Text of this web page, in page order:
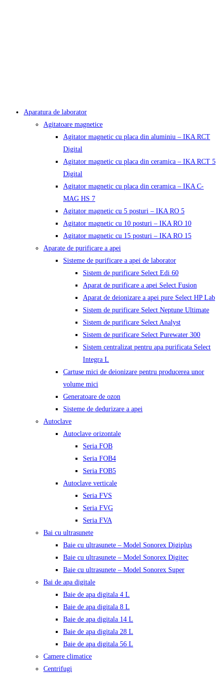
Aparatura de laborator
Agitatoare magnetice
Agitator magnetic cu placa din aluminiu – IKA RCT
Digital
Agitator magnetic cu placa din ceramica – IKA RCT 5
Digital
Agitator magnetic cu placa din ceramica – IKA C-
MAG HS 7
Agitator magnetic cu 5 posturi – IKA RO 5
Agitator magnetic cu 10 posturi – IKA RO 10
Agitator magnetic cu 15 posturi – IKA RO 15
Aparate de purificare a apei
Sisteme de purificare a apei de laborator
Sistem de purificare Select Edi 60
Aparat de purificare a apei Select Fusion
Aparat de deionizare a apei pure Select HP Lab
Sistem de purificare Select Neptune Ultimate
Sistem de purificare Select Analyst
Sistem de purificare Select Purewater 300
Sistem centralizat pentru apa purificata Select
Integra L
Cartuse mici de deionizare pentru producerea unor
volume mici
Generatoare de ozon
Sisteme de dedurizare a apei
Autoclave
Autoclave orizontale
Seria FOB
Seria FOB4
Seria FOB5
Autoclave verticale
Seria FVS
Seria FVG
Seria FVA
Bai cu ultrasunete
Baie cu ultrasunete – Model Sonorex Digiplus
Baie cu ultrasunete – Model Sonorex Digitec
Baie cu ultrasunete – Model Sonorex Super
Bai de apa digitale
Baie de apa digitala 4 L
Baie de apa digitala 8 L
Baie de apa digitala 14 L
Baie de apa digitala 28 L
Baie de apa digitala 56 L
Camere climatice
Centrifugi